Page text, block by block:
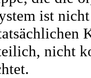
ist
nicht